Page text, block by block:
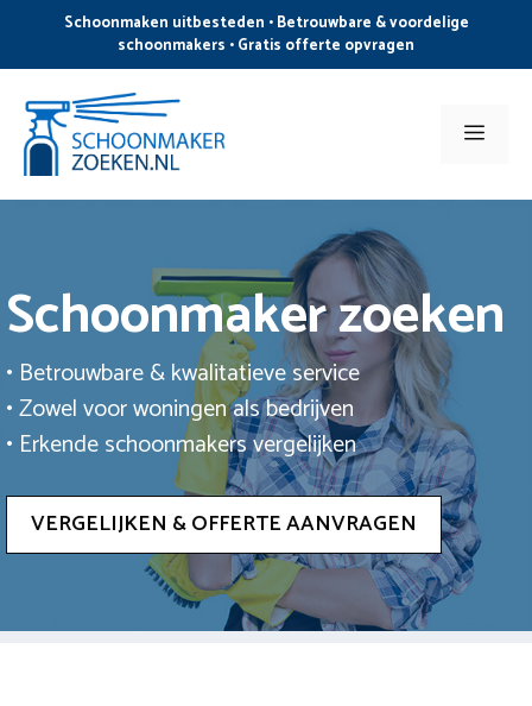
de
inhoud
Schoonmaken uitbesteden • Betrouwbare & voordelige
schoonmakers • Gratis offerte opvragen
Menu
Schoonmaker zoeken
• Betrouwbare & kwalitatieve service
• Zowel voor woningen als bedrijven
• Erkende schoonmakers vergelijken
VERGELIJKEN & OFFERTE AANVRAGEN